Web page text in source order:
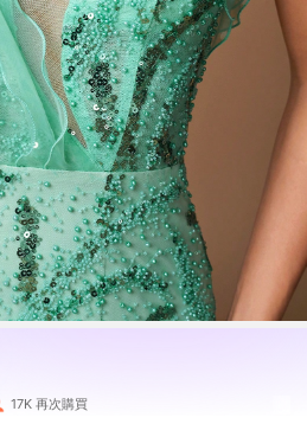
17K 再次購買